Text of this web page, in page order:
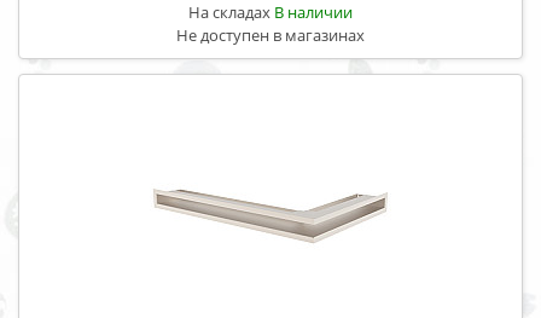
На складах В наличии
Не доступен в магазинах